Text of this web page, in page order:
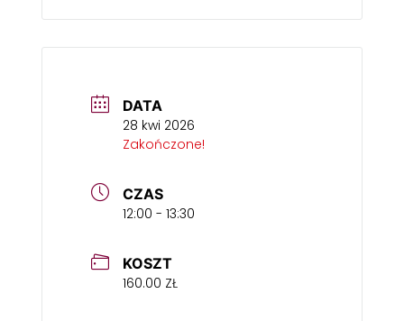
DATA
28 kwi 2026
Zakończone!
CZAS
12:00 - 13:30
KOSZT
160.00 ZŁ